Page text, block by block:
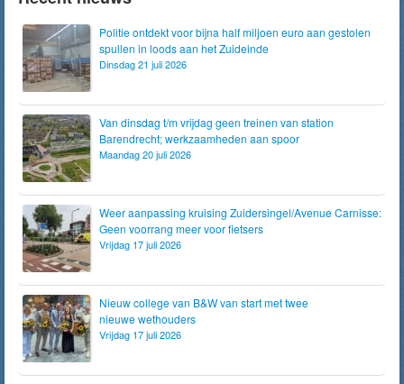
Politie ontdekt voor bijna half miljoen euro aan gestolen
spullen in loods aan het Zuideinde
Dinsdag 21 juli 2026
Van dinsdag t/m vrijdag geen treinen van station
Barendrecht; werkzaamheden aan spoor
Maandag 20 juli 2026
Weer aanpassing kruising Zuidersingel/Avenue Carnisse:
Geen voorrang meer voor fietsers
Vrijdag 17 juli 2026
Nieuw college van B&W van start met twee
nieuwe wethouders
Vrijdag 17 juli 2026